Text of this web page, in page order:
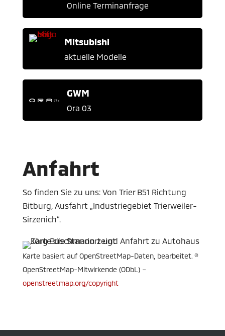
Online Terminanfrage
Mitsubishi
aktuelle Modelle
GWM
Ora 03
Anfahrt
So finden Sie zu uns: Von Trier B51 Richtung
Bitburg, Ausfahrt „Industriegebiet Trierweiler-
Sirzenich“.
Karte basiert auf OpenStreetMap-Daten, bearbeitet. ©
OpenStreetMap-Mitwirkende (ODbL) –
openstreetmap.org/copyright